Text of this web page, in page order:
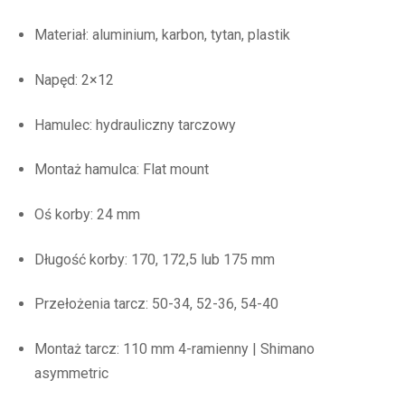
Materiał: aluminium, karbon, tytan, plastik
Napęd: 2×12
Hamulec: hydrauliczny tarczowy
Montaż hamulca: Flat mount
Oś korby: 24 mm
Długość korby: 170, 172,5 lub 175 mm
Przełożenia tarcz: 50-34, 52-36, 54-40
Montaż tarcz: 110 mm 4-ramienny | Shimano
asymmetric